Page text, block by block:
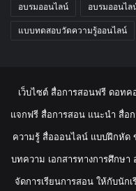
อบรมออนไลน์ อบรมออนไล
แบบทดสอบวัดความรู้ออนไลน์
เว็บไซต์ สื่อการสอนฟรี ดอทค
แจกฟรี สื่อการสอน แนะนำ สื่อ
ความรู้ สื่อออนไลน์ แบบฝึกหัด
บทความ เอกสารทางการศึกษา
จัดการเรียนการสอน ให้กับนัก